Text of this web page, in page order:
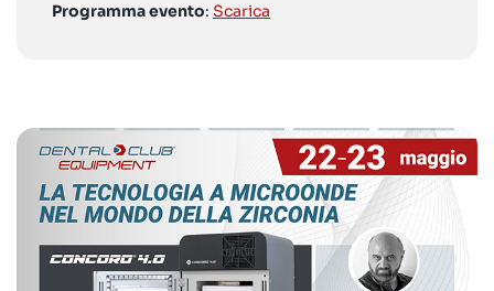
Programma evento: Scarica